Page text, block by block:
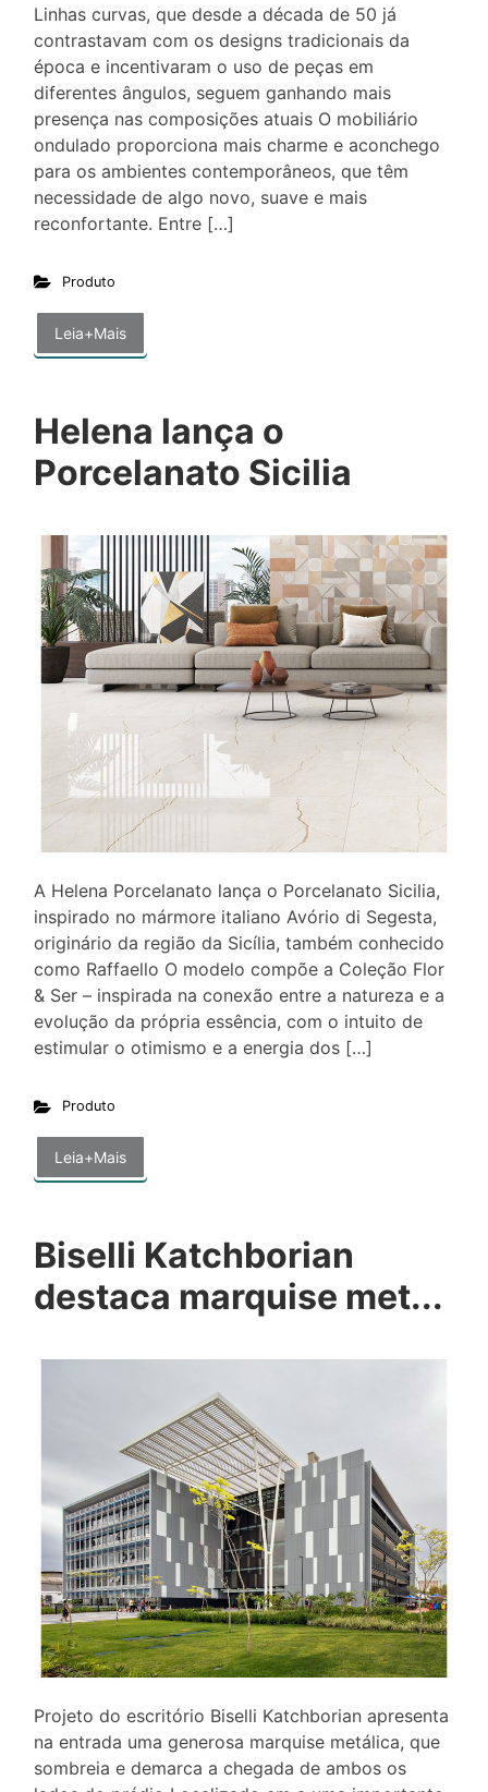
Linhas curvas, que desde a década de 50 já
contrastavam com os designs tradicionais da
época e incentivaram o uso de peças em
diferentes ângulos, seguem ganhando mais
presença nas composições atuais O mobiliário
ondulado proporciona mais charme e aconchego
para os ambientes contemporâneos, que têm
necessidade de algo novo, suave e mais
reconfortante. Entre […]
Produto
Leia+Mais
Helena lança o
Porcelanato Sicilia
A Helena Porcelanato lança o Porcelanato Sicilia,
inspirado no mármore italiano Avório di Segesta,
originário da região da Sicília, também conhecido
como Raffaello O modelo compõe a Coleção Flor
& Ser – inspirada na conexão entre a natureza e a
evolução da própria essência, com o intuito de
estimular o otimismo e a energia dos […]
Produto
Leia+Mais
Biselli Katchborian
destaca marquise met...
Projeto do escritório Biselli Katchborian apresenta
na entrada uma generosa marquise metálica, que
sombreia e demarca a chegada de ambos os